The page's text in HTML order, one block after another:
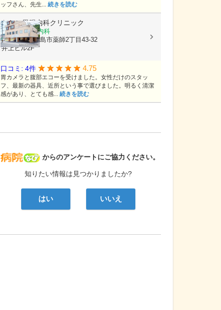
病院なび
からのアンケートにご協力ください。
知りたい情報は見つかりましたか?
はい いいえ
ッフさん、先生... 続きを読む
なおこ胃腸内科クリニック
消化器内科, 内科
鹿児島県鹿児島市薬師2丁目43-32
井上ビル2F
口コミ: 4件 4.75
胃カメラと腹部エコーを受けました。女性だけのスタッ
フ、最新の器具、近所という事で選びました。明るく清潔
感があり、とても感... 続きを読む